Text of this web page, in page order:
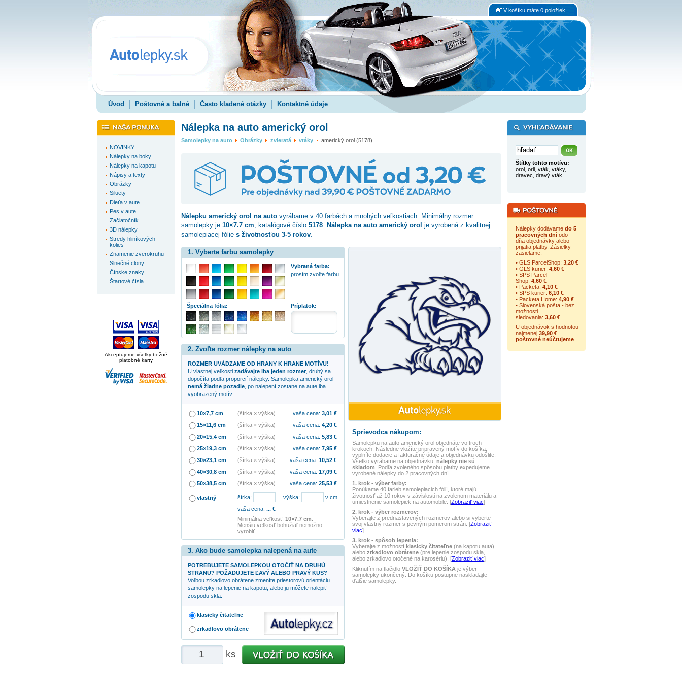
V košíku máte 0 položiek
Úvod Poštovné a balné Často kladené otázky Kontaktné údaje
NOVINKY
Nálepky na boky
Nálepky na kapotu
Nápisy a texty
Obrázky
Siluety
Dieťa v aute
Pes v aute
Začiatočník
3D nálepky
Stredy hliníkových
kolies
Znamenie zverokruhu
Slnečné clony
Čínske znaky
Štartové čísla
Akceptujeme všetky bežné
platobné karty
Nálepka na auto americký orol
Samolepky na auto Obrázky zvieratá vtáky americký orol (5178)
Nálepku americký orol na autovyrábame v 40 farbách a mnohých veľkostiach. Minimálny rozmer
samolepky je 10×7.7 cm, katalógové číslo 5178. Nálepka na auto americký orol je vyrobená z kvalitnej
samolepiacej fólie s životnosťou 3-5 rokov.
Sprievodca nákupom:
Samolepku na auto americký orolobjednáte vo troch
krokoch. Následne vložíte pripravený motív do košíka,
vyplníte dodacie a fakturačné údaje a objednávku odošlite.
Všetko vyrábame na objednávku, nálepky nie sú
skladom . Podľa zvoleného spôsobu platby expedujeme
vyrobené nálepky do 2 pracovných dní.
1. krok - výber farby:
Ponúkame 40 farieb samolepiacich fólií, ktoré majú
životnosť až 10 rokov v závislosti na zvolenom materiálu a
umiestnenie samolepiek na automobile. [Zobraziť viac]
2. krok - výber rozmerov:
Vyberajte z prednastavených rozmerov alebo si vyberte
svoj vlastný rozmer s pevným pomerom strán. [Zobraziť
viac]
3. krok - spôsob lepenia:
Vyberajte z možností klasicky čitateľne(na kapotu auta)
alebo zrkadlovo obrátene(pre lepenie zospodu skla,
alebo zrkadlovo otočené na karosériu). [Zobraziť viac]
Kliknutím na tlačidlo VLOŽIŤ DO KOŠÍKA je výber
samolepky ukončený. Do košíku postupne naskladajte
ďalšie samolepky.
1. Vyberte farbu samolepky
Vybraná farba:
prosím zvoľte farbu
Príplatok:
Špeciálna fólia:
2. Zvoľte rozmer nálepky na auto
ROZMER UVÁDZAME OD HRANY K HRANE MOTÍVU!
U vlastnej veľkosti zadávajte iba jeden rozmer, druhý sa
dopočíta podľa proporcií nálepky. Samolepka americký orol
nemá žiadne pozadie, po nalepení zostane na aute iba
vyobrazený motív.
10×7,7 cm (šírka × výška) vaša cena: 3,01€
15×11,6 cm
(šírka × výška) vaša cena: 4,20€
20×15,4 cm
(šírka × výška) vaša cena: 5,83€
25×19,3 cm
(šírka × výška) vaša cena: 7,95€
30×23,1 cm
(šírka × výška) vaša cena: 10,52€
40×30,8 cm
(šírka × výška) vaša cena: 17,09€
50×38,5 cm
(šírka × výška) vaša cena: 25,53€
vlastný šírka: výška:
v cm
vaša cena: ...€
Minimálna veľkosť: 10×7.7 cm
Menšiu veľkosť bohužiaľ nemožno
vyrobiť.
3. Ako bude samolepka nalepená na aute
POTREBUJETE SAMOLEPKOU OTOČIŤ NA DRUHÚ
STRANU? POŽADUJETE ĽAVÝ ALEBO PRAVÝ KUS?
Voľbou zrkadlovo obrátene zmeníte priestorovú orientáciu
samolepky na lepenie na kapotu, alebo ju môžete nalepiť
zospodu skla.
klasicky čitateľne
zrkadlovo obrátene
ks
Štítky tohto motívu:
orol, orli, vták vtáky,
dravec dravý vták
Nálepky dodávame do 5
pracovných dníodo
dňa objednávky alebo
prijatia platby. Zásielky
zasielame:
• GLS ParcelShop: 3,20 €
• GLS kurier: 4,60 €
• SPS Parcel
Shop: 4,60 €
• Packeta: 4,10 €
• SPS kurier: 6,10 €
• Packeta Home: 4,90 €
• Slovenská pošta - bez
možnosti
sledovania: 3,60 €
U objednávok s hodnotou
najmenej 39,90 €
poštovné neúčtujeme.